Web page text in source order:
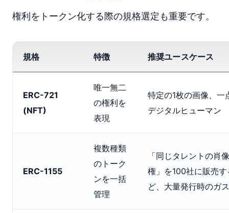
権利をトークン化する際の規格選定も重要です。
規格 特徴 推奨ユースケース
ERC-721
(NFT)
唯一無二
の権利を
表現
特定の1枚の画像、一
デジタルヒューマン
ERC-1155
複数種類
のトーク
ンを一括
管理
「同じタレントの肖
権」を100社に販売す
ど、大量発行時のガ